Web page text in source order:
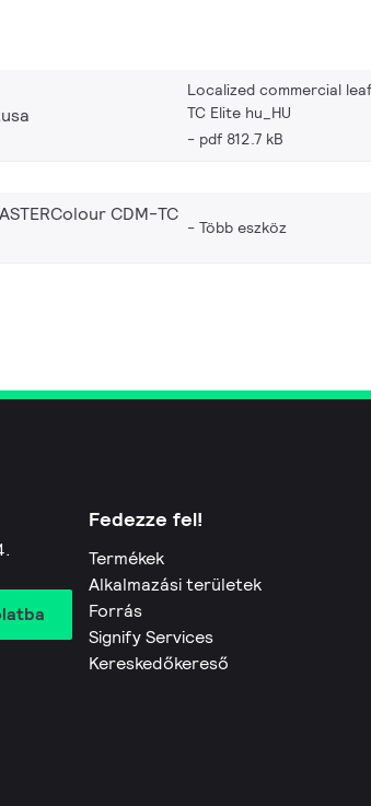
Localized commercial
TC Elite hu_HU
pdf 812.7 kB
CDM-TC
Több eszköz
Fedezze fel!
Termékek
Alkalmazási területek
Forrás
Signify Services
Kereskedőkereső